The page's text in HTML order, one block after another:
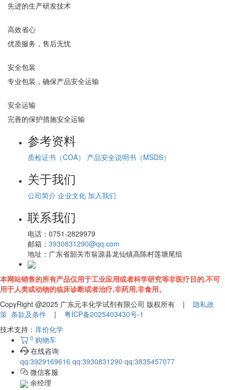
先进的生产研发技术
高效省心
优质服务，售后无忧
安全包装
专业包装，确保产品安全运输
安全运输
完善的保护措施安全运输
参考资料
质检证书（COA） 产品安全说明书（MSDS）
关于我们
公司简介 企业文化 加入我们
联系我们
电话： 0751-2829979
邮箱： 3930831290@qq.com
地址： 广东省韶关市翁源县龙仙镇高陈村莲塘尾组
本网站销售的所有产品仅用于工业应用或者科学研究等非医疗目的,不可
用于人类或动物的临床诊断或者治疗,非药用,非食用。
CopyRight @2025 广东元丰化学试剂有限公司 版权所有 | 隐私政
策 条款及条件 | 粤ICP备2025403430号-1
技术支持： 库价化学
0 购物车
在线咨询
qq:3929169616 qq:3930831290 qq:3835457077
微信客服
余经理